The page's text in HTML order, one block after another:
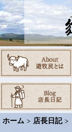
ホーム > 店長日記 >